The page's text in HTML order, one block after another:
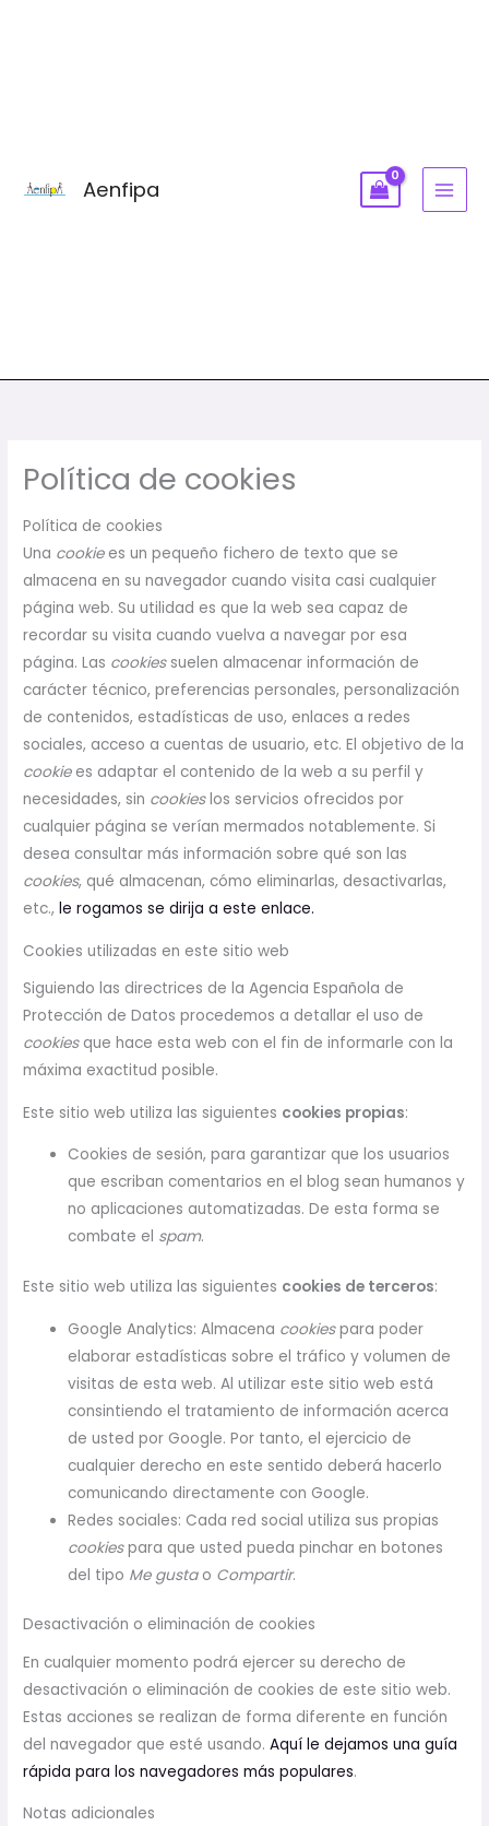
Aenfipa
Política de cookies
Política de cookies
Una cookiees un pequeño fichero de texto que se
almacena en su navegador cuando visita casi cualquier
página web. Su utilidad es que la web sea capaz de
recordar su visita cuando vuelva a navegar por esa
página. Las cookiessuelen almacenar información de
carácter técnico, preferencias personales, personalización
de contenidos, estadísticas de uso, enlaces a redes
sociales, acceso a cuentas de usuario, etc. El objetivo de la
cookiees adaptar el contenido de la web a su perfil y
necesidades, sin cookieslos servicios ofrecidos por
cualquier página se verían mermados notablemente. Si
desea consultar más información sobre qué son las
cookies, qué almacenan, cómo eliminarlas, desactivarlas,
etc.,le rogamos se dirija a este enlace.
Cookies utilizadas en este sitio web
Siguiendo las directrices de la Agencia Española de
Protección de Datos procedemos a detallar el uso de
cookiesque hace esta web con el fin de informarle con la
máxima exactitud posible.
Este sitio web utiliza las siguientes cookies propias:
Cookies de sesión, para garantizar que los usuarios
que escriban comentarios en el blog sean humanos y
no aplicaciones automatizadas. De esta forma se
combate el spam.
Este sitio web utiliza las siguientes cookies de terceros:
Google Analytics: Almacena cookiespara poder
elaborar estadísticas sobre el tráfico y volumen de
visitas de esta web. Al utilizar este sitio web está
consintiendo el tratamiento de información acerca
de usted por Google. Por tanto, el ejercicio de
cualquier derecho en este sentido deberá hacerlo
comunicando directamente con Google.
Redes sociales: Cada red social utiliza sus propias
cookiespara que usted pueda pinchar en botones
del tipo Me gustao Compartir.
Desactivación o eliminación de cookies
En cualquier momento podrá ejercer su derecho de
desactivación o eliminación de cookies de este sitio web.
Estas acciones se realizan de forma diferente en función
del navegador que esté usando.Aquí le dejamos una guía
rápida para los navegadores más populares.
Notas adicionales